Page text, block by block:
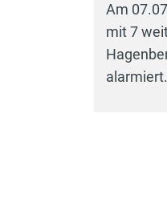
Am
mit 7
alarmiert.